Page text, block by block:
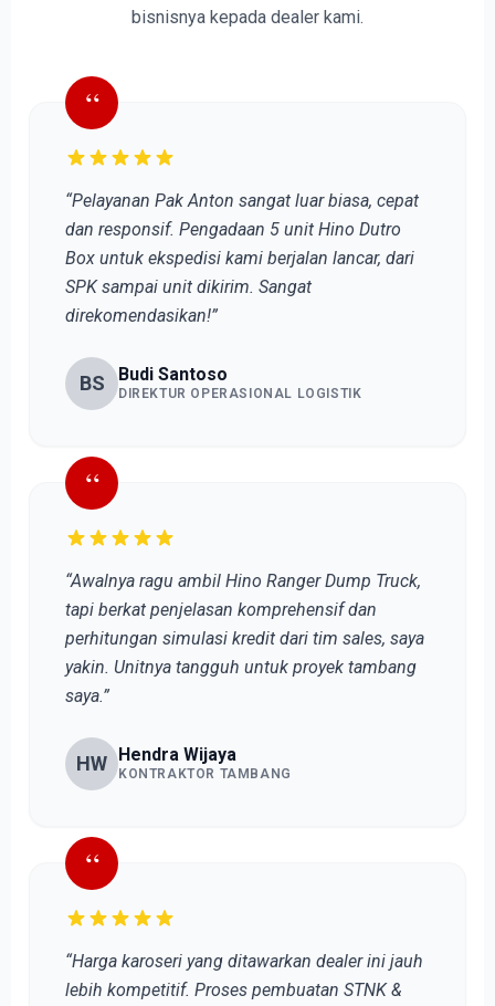
bisnisnya kepada dealer kami.
“
“Pelayanan Pak Anton sangat luar biasa, cepat
dan responsif. Pengadaan 5 unit Hino Dutro
Box untuk ekspedisi kami berjalan lancar, dari
SPK sampai unit dikirim. Sangat
direkomendasikan!”
BS Budi Santoso
DIREKTUR OPERASIONAL LOGISTIK
“
“Awalnya ragu ambil Hino Ranger Dump Truck,
tapi berkat penjelasan komprehensif dan
perhitungan simulasi kredit dari tim sales, saya
yakin. Unitnya tangguh untuk proyek tambang
saya.”
HW Hendra Wijaya
KONTRAKTOR TAMBANG
“
“Harga karoseri yang ditawarkan dealer ini jauh
lebih kompetitif. Proses pembuatan STNK &